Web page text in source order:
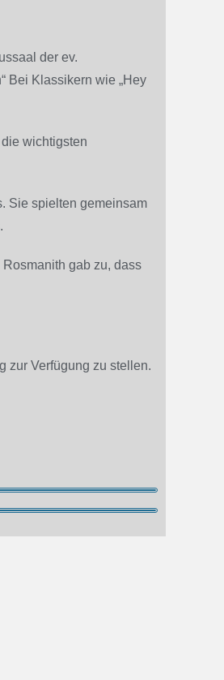
der ev.
Bei Klassikern wie „Hey
wichtigsten
Sie spielten gemeinsam
gab zu, dass
zur Verfügung zu stellen.